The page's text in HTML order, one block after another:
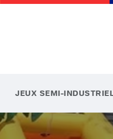
JEUX SEMI-